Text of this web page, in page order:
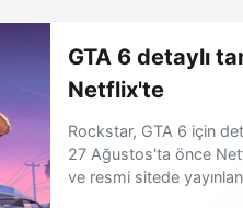
GTA 6 detaylı
Netflix'te
Rockstar, GTA 6 için
27 Ağustos'ta önce
ve resmi sitede